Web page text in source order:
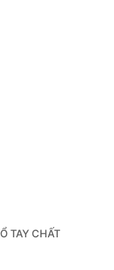
TAY CHẤT